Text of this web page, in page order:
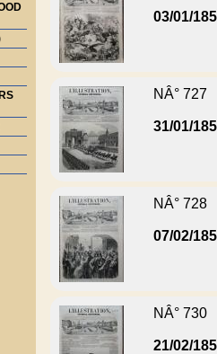
03/01/
NÂ° 727
31/01/
NÂ° 728
07/02/
NÂ° 730
21/02/